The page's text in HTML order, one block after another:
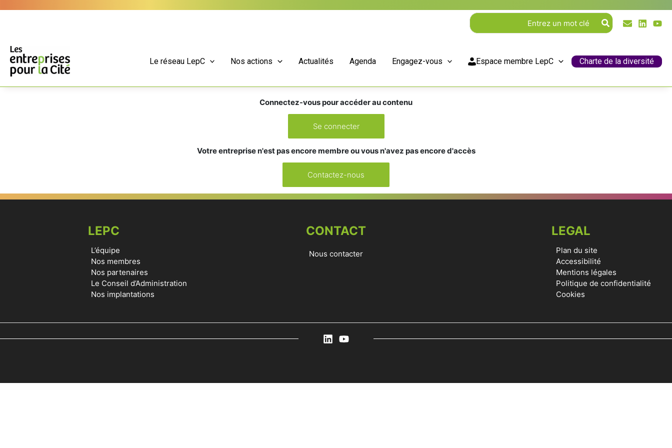
Rechercher:
Le réseau LepC Nos actions Actualités Agenda Engagez-vous Espace membre LepC Charte de la diversité
Connectez-vous pour accéder au contenu
Se connecter
Votre entreprise n'est pas encore membre ou vous n'avez pas encore d'accès
Contactez-nous
LEPC
L’équipe
Nos membres
Nos partenaires
Le Conseil d’Administration
Nos implantations
CONTACT
Nous contacter
LEGAL
Plan du site
Accessibilité
Mentions légales
Politique de confidentialité
Cookies